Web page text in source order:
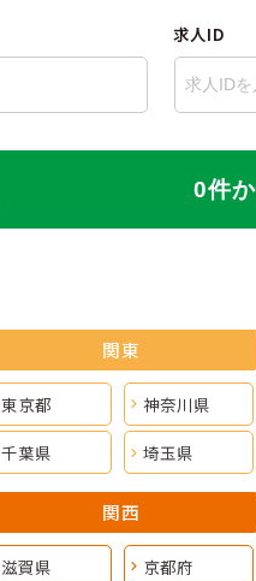
求人ID
0件
関東
東京都 神奈川県
千葉県 埼玉県
関西
滋賀県 京都府